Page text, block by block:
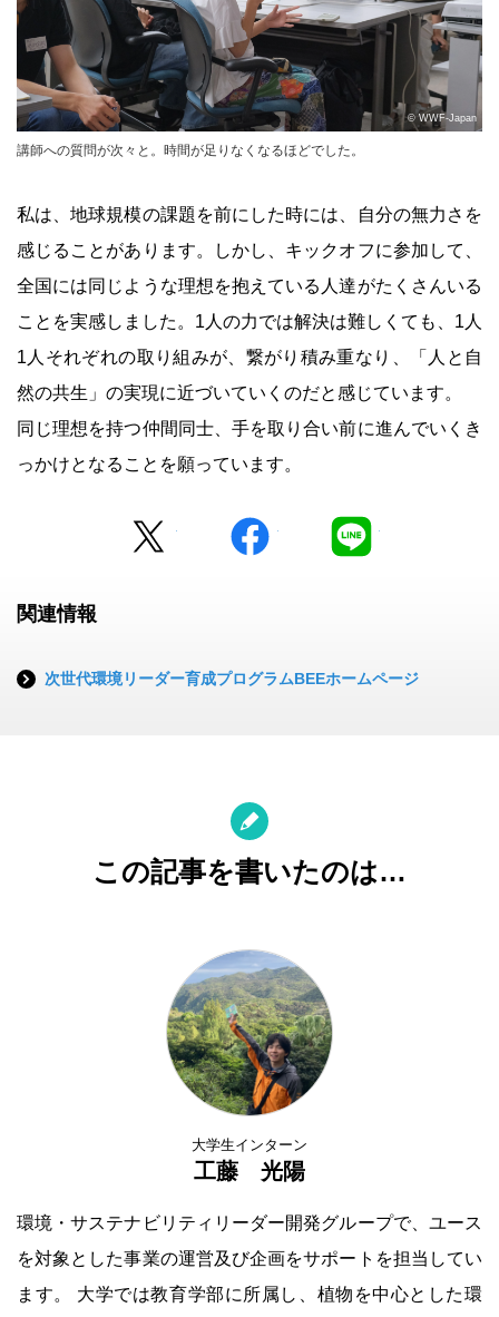
© WWF-Japan
講師への質問が次々と。時間が足りなくなるほどでした。
私は、地球規模の課題を前にした時には、自分の無力さを
感じることがあります。しかし、キックオフに参加して、
全国には同じような理想を抱えている人達がたくさんいる
ことを実感しました。1人の力では解決は難しくても、1人
1人それぞれの取り組みが、繋がり積み重なり、「人と自
然の共生」の実現に近づいていくのだと感じています。
同じ理想を持つ仲間同士、手を取り合い前に進んでいくき
っかけとなることを願っています。
facebook
関連情報
次世代環境リーダー育成プログラムBEEホームページ
この記事を書いたのは…
大学生インターン
工藤 光陽
環境・サステナビリティリーダー開発グループで、ユース
を対象とした事業の運営及び企画をサポートを担当してい
ます。 大学では教育学部に所属し、植物を中心とした環